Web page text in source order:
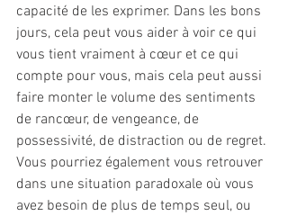
capacité de les exprimer. Dans les bons
jours, cela peut vous aider à voir ce qui
vous tient vraiment à cœur et ce qui
compte pour vous, mais cela peut aussi
faire monter le volume des sentiments
de rancœur, de vengeance, de
possessivité, de distraction ou de regret.
Vous pourriez également vous retrouver
dans une situation paradoxale où vous
avez besoin de plus de temps seul, ou